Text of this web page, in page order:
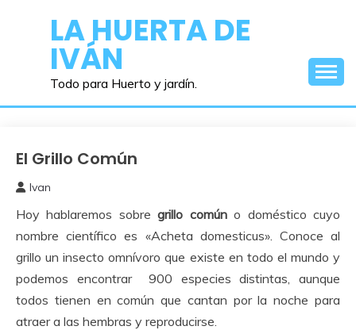
contenidoLA HUERTA DE
IVÁN
Todo para Huerto y jardín.
Beneficiosos
El Grillo Común
enero,
2017
Ivan
Hoy hablaremos sobregrillo comúno doméstico cuyo
nombre científico es «Acheta domesticus». Conoce al
grillo un insecto omnívoro que existe en todo el mundo y
podemos encontrar 900 especies distintas, aunque
todos tienen en común que cantan por la noche para
atraer a las hembras y reproducirse.